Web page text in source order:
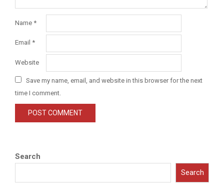
Name *
Email *
Website
Save my name, email, and website in this browser for the next
time I comment.
Search
Search